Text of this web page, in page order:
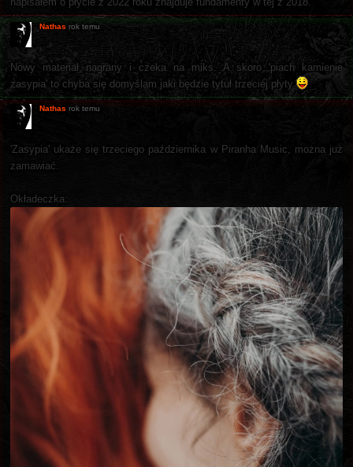
Nathas rok temu
Nowy materiał nagrany i czeka na miks. A skoro 'piach kamienie
zasypia' to chyba się domyślam jaki będzie tytuł trzeciej płyty
Nathas rok temu
'Zasypia' ukaże się trzeciego października w Piranha Music, można już
zamawiać.
Okładeczka: